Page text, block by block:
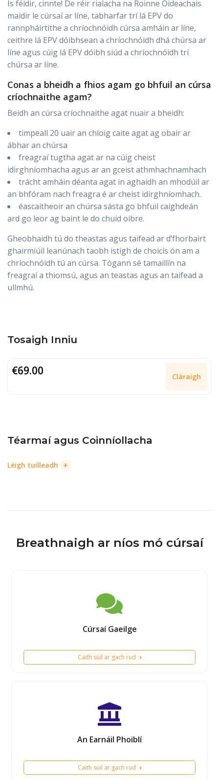
Is féidir, cinnte! De réir rialacha na Roinne Oideachais
maidir le cúrsaí ar líne, tabharfar trí lá EPV do
rannpháirtithe a chríochnóidh cúrsa amháin ar líne,
ceithre lá EPV dóibhsean a chríochnóidh dhá chúrsa ar
líne agus cúig lá EPV dóibh siúd a chríochnóidh trí
chúrsa ar líne.
Conas a bheidh a fhios agam go bhfuil an cúrsa
críochnaithe agam?
Beidh an cúrsa críochnaithe agat nuair a bheidh:
timpeall 20 uair an chloig caite agat ag obair ar
ábhar an chúrsa
freagraí tugtha agat ar na cúig cheist
idirghníomhacha agus ar an gceist athmhachnamhach
trácht amháin déanta agat in aghaidh an mhodúil ar
an bhfóram nach freagra é ar cheist idirghníomhach.
éascaitheoir an chúrsa sásta go bhfuil caighdeán
ard go leor ag baint le do chuid oibre.
Gheobhaidh tú do theastas agus taifead ar d’fhorbairt
ghairmiúil leanúnach taobh istigh de choicís ón am a
chríochnóidh tú an cúrsa. Tógann sé tamaillín na
freagraí a thiomsú, agus an teastas agus an taifead a
ullmhú.
Tosaigh Inniu
€69.00 Cláraigh
Téarmaí agus Coinníollacha
Léigh tuilleadh +
Breathnaigh ar níos mó cúrsaí
Cúrsaí Gaeilge
Caith súil ar gach rud
An Earnáil Phoiblí
Caith súil ar gach rud